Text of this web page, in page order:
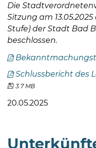
Mo,
Di,
Fr
08
Uhr
Do
Die
Sitzung am
Stufe) der Stadt Bad
beschlossen.
Schlussbericht des
3.7 MB
20.05.2025